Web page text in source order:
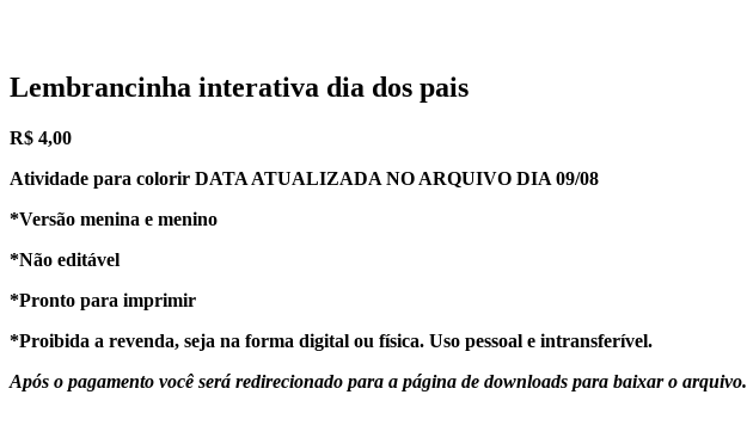
Lembrancinha interativa dia dos pais
R$ 4,00
Atividade para colorir DATA ATUALIZADA NO ARQUIVO DIA 09/08
*Versão menina e menino
*Não editável
*Pronto para imprimir
*Proibida a revenda, seja na forma digital ou física. Uso pessoal e intransferível.
Após o pagamento você será redirecionado para a página de downloads para baixar o arquivo.